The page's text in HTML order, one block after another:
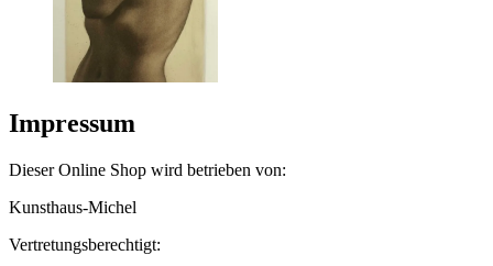
Impressum
Dieser Online Shop wird betrieben von:
Kunsthaus-Michel
Vertretungsberechtigt: